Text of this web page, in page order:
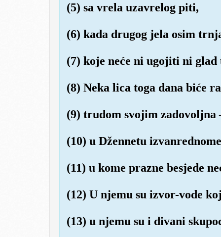
(5) sa vrela uzavrelog piti,
(6) kada drugog jela osim
(7) koje neće ni ugojiti ni
(8) Neka lica toga dana biće
(9) trudom svojim zadovoljna
(10) u Džennetu
(11) u kome prazne besjede
(12) U njemu su izvor-vode
(13) u njemu su i divani